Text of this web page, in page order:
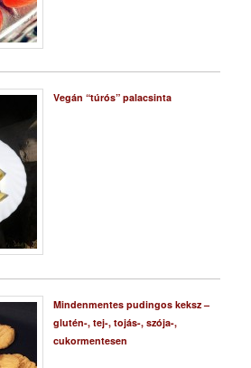
Vegán “túrós” palacsinta
Mindenmentes pudingos keksz –
glutén-, tej-, tojás-, szója-,
cukormentesen